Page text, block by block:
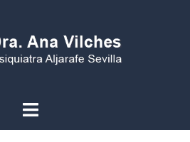
Alternar